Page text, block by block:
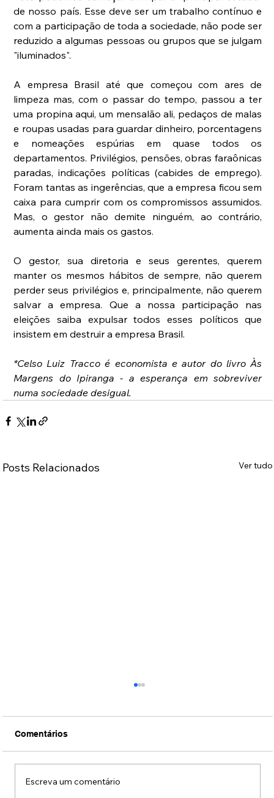
de nosso país. Esse deve ser um trabalho contínuo e
com a participação de toda a sociedade, não pode ser
reduzido a algumas pessoas ou grupos que se julgam
"iluminados".
A empresa Brasil até que começou com ares de
limpeza mas, com o passar do tempo, passou a ter
uma propina aqui, um mensalão ali, pedaços de malas
e roupas usadas para guardar dinheiro, porcentagens
e nomeações espúrias em quase todos os
departamentos. Privilégios, pensões, obras faraônicas
paradas, indicações políticas (cabides de emprego).
Foram tantas as ingerências, que a empresa ficou sem
caixa para cumprir com os compromissos assumidos.
Mas, o gestor não demite ninguém, ao contrário,
aumenta ainda mais os gastos.
O gestor, sua diretoria e seus gerentes, querem
manter os mesmos hábitos de sempre, não querem
perder seus privilégios e, principalmente, não querem
salvar a empresa. Que a nossa participação nas
eleições saiba expulsar todos esses políticos que
insistem em destruir a empresa Brasil.
*Celso Luiz Tracco é economista e autor do livro Às
Margens do Ipiranga - a esperança em sobreviver
numa sociedade desigual.
Posts Relacionados Ver tudo
Comentários
Escreva um comentário